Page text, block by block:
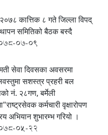
कात्तिक ८ गते जिल्ला विपद्
समितिको बैठक बस्दै
07-09
सेवा दिवसका अवसरमा
सशस्त्र प्रहरी बल
नं. २८गण, बर्मेली
कर्मचारी वृक्षारोपण
अभियान शुभारम्भ गरियो ।
05-22